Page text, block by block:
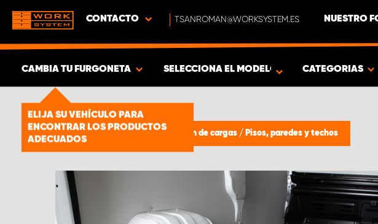
CONTACTO TSANROMAN@WORKSYSTEM.ES NUESTRO
CAMBIA TU FURGONETA
ELIJA SU VEHÍCULO PARA
ENCONTRAR LOS PRODUCTOS
ADECUADOS
MOSTRAR RESULTADOS -
PRODUCTOS
SELECCIONA EL MODELO CATEGORIAS
Paneles de protección y sujeción de cargas / Pisos, paredes y techos